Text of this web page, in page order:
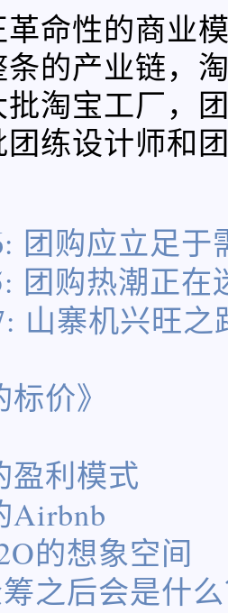
命性的商业
的产业链，
淘宝工厂，
练设计师和
团购应立足于
团购热潮正在
山寨机兴旺之
标价》
盈利模式
Airbnb
的想象空间
之后会是什